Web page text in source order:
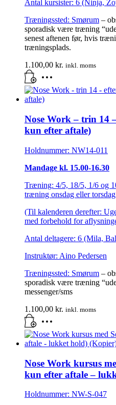
Antal kursister: 6 (Ninja,
Træningssted: Smørum –
sporadisk være træning
senest aftenen før, hvis
træningsplads.
1.100,00 kr. inkl. moms
Nose Work – trin 14
kun efter aftale)
Holdnummer: NW14-011
Mandage kl. 15.00-16.30
Træning: 4/5, 18/5, 1/6 og
træning onsdag eller
(Til kalenderen derefter:
med forbehold for
Antal deltagere: 6 (Mila,
Instruktør: Aino Pedersen
Træningssted: Smørum –
sporadisk være træning
messenger/sms
1.100,00 kr. inkl. moms
Nose Work kursus
kun efter aftale –
Holdnummer: NW-S-047